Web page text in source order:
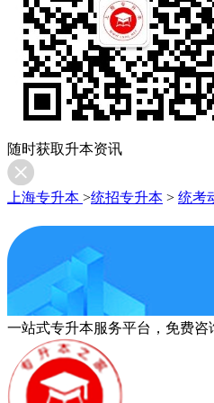
随时获取升本资讯
上海专升本 >统招专升本 > 统考
一站式专升本服务平台，免费咨